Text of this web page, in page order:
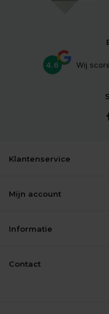
4.6 Wij
Klantenservice
Mijn account
Informatie
Contact